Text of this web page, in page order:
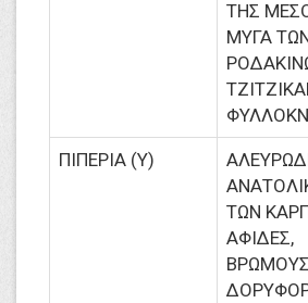
ΤΗΣ
ΜΥΓΑ
ΠΙΠΕΡΙΑ (Υ)
ΤΩΝ
ΑΦΙΔΕΣ,